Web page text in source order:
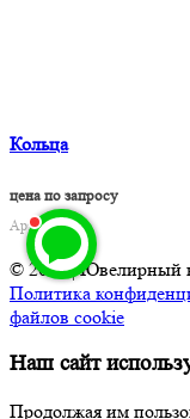
Кольца
цена по запросу
Артикул
© 2026 | Ювелирный
Политика
файлов cookie
Наш сайт
Продолжая им